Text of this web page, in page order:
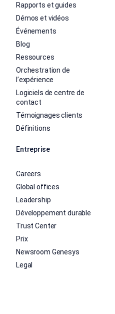
Rapports et guides
Démos et vidéos
Événements
Blog
Ressources
Orchestration de
l’expérience
Logiciels de centre de
contact
Témoignages clients
Définitions
Entreprise
Careers
Global offices
Leadership
Développement durable
Trust Center
Prix
Newsroom Genesys
Legal